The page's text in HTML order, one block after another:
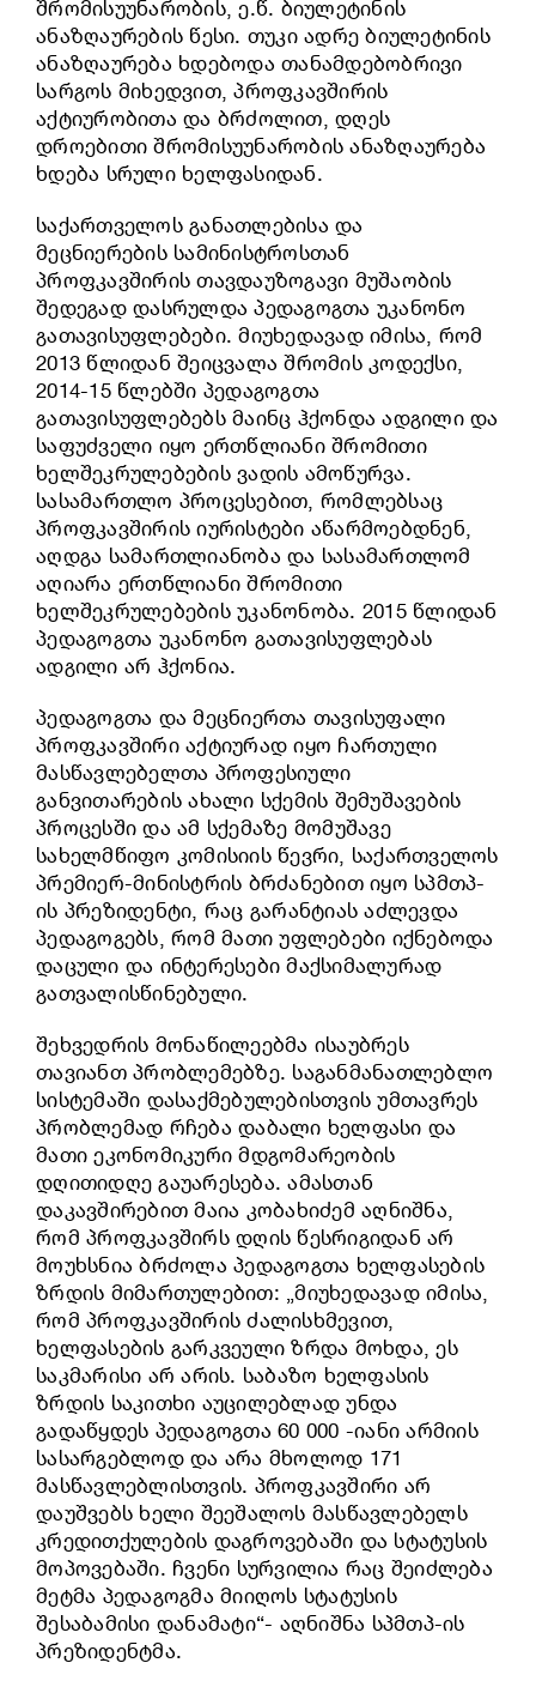
შრომისუუნარობის, ე.წ. ბიულეტინის
ანაზღაურების წესი. თუკი ადრე ბიულეტინის
ანაზღაურება ხდებოდა თანამდებობრივი
სარგოს მიხედვით, პროფკავშირის
აქტიურობითა და ბრძოლით, დღეს
დროებითი შრომისუუნარობის ანაზღაურება
ხდება სრული ხელფასიდან.
საქართველოს განათლებისა და
მეცნიერების სამინისტროსთან
პროფკავშირის თავდაუზოგავი მუშაობის
შედეგად დასრულდა პედაგოგთა უკანონო
გათავისუფლებები. მიუხედავად იმისა, რომ
2013 წლიდან შეიცვალა შრომის კოდექსი,
2014-15 წლებში პედაგოგთა
გათავისუფლებებს მაინც ჰქონდა ადგილი და
საფუძველი იყო ერთწლიანი შრომითი
ხელშეკრულებების ვადის ამოწურვა.
სასამართლო პროცესებით, რომლებსაც
პროფკავშირის იურისტები აწარმოებდნენ,
აღდგა სამართლიანობა და სასამართლომ
აღიარა ერთწლიანი შრომითი
ხელშეკრულებების უკანონობა. 2015 წლიდან
პედაგოგთა უკანონო გათავისუფლებას
ადგილი არ ჰქონია.
პედაგოგთა და მეცნიერთა თავისუფალი
პროფკავშირი აქტიურად იყო ჩართული
მასწავლებელთა პროფესიული
განვითარების ახალი სქემის შემუშავების
პროცესში და ამ სქემაზე მომუშავე
სახელმწიფო კომისიის წევრი, საქართველოს
პრემიერ-მინისტრის ბრძანებით იყო სპმთპ-
ის პრეზიდენტი, რაც გარანტიას აძლევდა
პედაგოგებს, რომ მათი უფლებები იქნებოდა
დაცული და ინტერესები მაქსიმალურად
გათვალისწინებული.
შეხვედრის მონაწილეებმა ისაუბრეს
თავიანთ პრობლემებზე. საგანმანათლებლო
სისტემაში დასაქმებულებისთვის უმთავრეს
პრობლემად რჩება დაბალი ხელფასი და
მათი ეკონომიკური მდგომარეობის
დღითიდღე გაუარესება. ამასთან
დაკავშირებით მაია კობახიძემ აღნიშნა,
რომ პროფკავშირს დღის წესრიგიდან არ
მოუხსნია ბრძოლა პედაგოგთა ხელფასების
ზრდის მიმართულებით: „მიუხედავად იმისა,
რომ პროფკავშირის ძალისხმევით,
ხელფასების გარკვეული ზრდა მოხდა, ეს
საკმარისი არ არის. საბაზო ხელფასის
ზრდის საკითხი აუცილებლად უნდა
გადაწყდეს პედაგოგთა 60 000 -იანი არმიის
სასარგებლოდ და არა მხოლოდ 171
მასწავლებლისთვის. პროფკავშირი არ
დაუშვებს ხელი შეეშალოს მასწავლებელს
კრედითქულების დაგროვებაში და სტატუსის
მოპოვებაში. ჩვენი სურვილია რაც შეიძლება
მეტმა პედაგოგმა მიიღოს სტატუსის
შესაბამისი დანამატი“- აღნიშნა სპმთპ-ის
პრეზიდენტმა.